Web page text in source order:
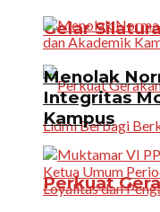
Gelar
Perkuat
Menolak
Integritas
Kampus